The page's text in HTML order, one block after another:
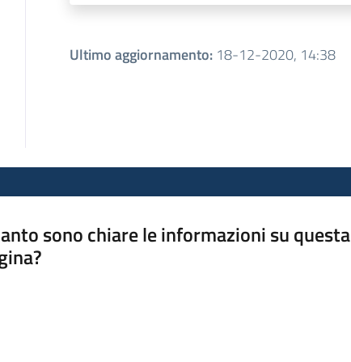
Ultimo aggiornamento: 18-12-2020, 14:38
sono chiare le informazioni su questa